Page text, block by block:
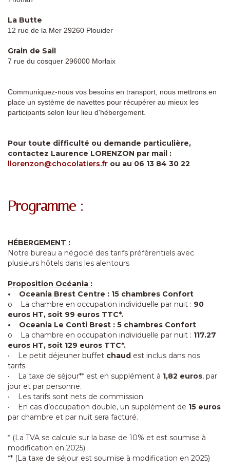
La Butte
12 rue de la Mer 29260 Plouider
Grain de Sail
7 rue du cosquer 296000 Morlaix
Communiquez-nous vos besoins en transport, nous mettrons en
place un système de navettes pour récupérer au mieux les
participants selon leur lieu d'hébergement.
Pour toute difficulté ou demande particulière,
contactez Laurence LORENZON par mail :
llorenzon@chocolatiers.fr ou au 06 13 84 30 22
Programme :
HÉBERGEMENT :
Notre bureau a négocié des tarifs préférentiels avec
plusieurs hôtels dans les alentours
Proposition Océania :
• Oceania Brest Centre : 15 chambres Confort
o La chambre en occupation individuelle par nuit : 90
euros HT, soit 99 euros TTC*.
• Oceania Le Conti Brest : 5 chambres Confort
o La chambre en occupation individuelle par nuit : 117.27
euros HT, soit 129 euros TTC*.
• Le petit déjeuner buffet chaud est inclus dans nos
tarifs.
• La taxe de séjour** est en supplément à 1,82 euros, par
jour et par personne.
• Les tarifs sont nets de commission.
• En cas d’occupation double, un supplément de 15 euros
par chambre et par nuit sera facturé.
* (La TVA se calcule sur la base de 10% et est soumise à
modification en 2025)
** (La taxe de séjour est soumise à modification en 2025)